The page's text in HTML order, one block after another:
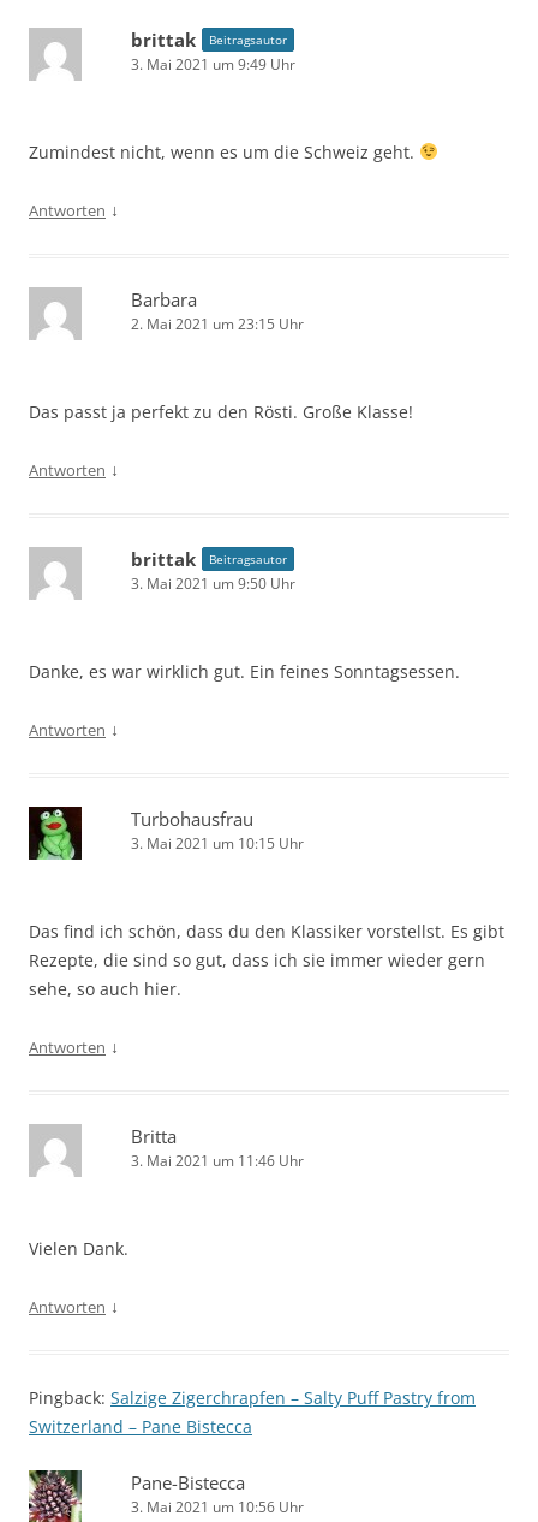
brittak Beitragsautor
3. Mai 2021 um 9:49 Uhr
Zumindest nicht, wenn es um die Schweiz geht.
Antworten ↓
Barbara
2. Mai 2021 um 23:15 Uhr
Das passt ja perfekt zu den Rösti. Große Klasse!
Antworten ↓
brittak Beitragsautor
3. Mai 2021 um 9:50 Uhr
Danke, es war wirklich gut. Ein feines Sonntagsessen.
Antworten ↓
Turbohausfrau
3. Mai 2021 um 10:15 Uhr
Das find ich schön, dass du den Klassiker vorstellst. Es gibt
Rezepte, die sind so gut, dass ich sie immer wieder gern
sehe, so auch hier.
Antworten ↓
Britta
3. Mai 2021 um 11:46 Uhr
Vielen Dank.
Antworten ↓
Pingback: Salzige Zigerchrapfen – Salty Puff Pastry from
Switzerland – Pane Bistecca
Pane-Bistecca
3. Mai 2021 um 10:56 Uhr